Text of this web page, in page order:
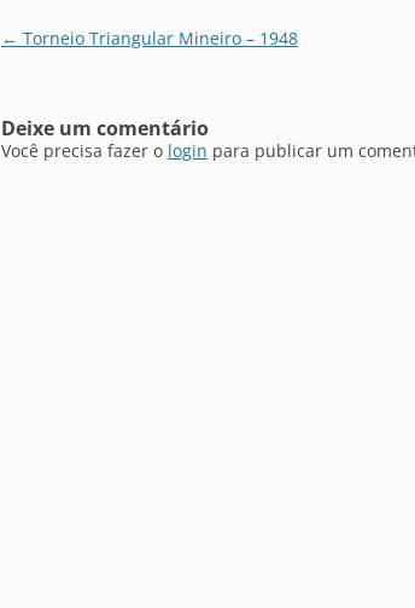
Navegação
← Torneio Triangular Mineiro – 1948
Deixe um comentário
Você precisa fazer o login para publicar um